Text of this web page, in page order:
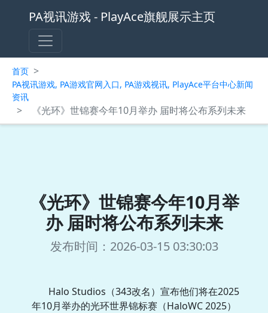
PA视讯游戏 - PlayAce旗舰展示主页
首页 >
PA视讯游戏, PA游戏官网入口, PA游戏视讯, PlayAce平台中心新闻
资讯
> 《光环》世锦赛今年10月举办 届时将公布系列未来
《光环》世锦赛今年10月举
办 届时将公布系列未来
发布时间：2026-03-15 03:30:03
Halo Studios（343改名）宣布他们将在2025
年10月举办的光环世界锦标赛（HaloWC 2025）